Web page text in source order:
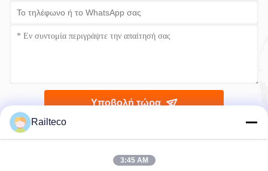
Υποβολή τώρα
Railteco
3:45 AM